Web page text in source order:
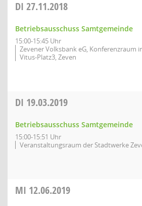
DI 27.11.2018
Betriebsausschuss Samtgemeinde
15:00-15:45 Uhr
Zevener Volksbank eG, Konferenzraum
Vitus-Platz3, Zeven
DI 19.03.2019
Betriebsausschuss Samtgemeinde
15:00-15:51 Uhr
Veranstaltungsraum der Stadtwerke
MI 12.06.2019